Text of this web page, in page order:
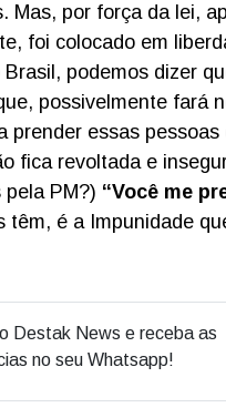
Mas, por força da lei,
foi colocado em
Brasil, podemos dizer
possivelmente fará
prender essas
fica revoltada e
PM?) “Você me
têm, é a Impunidade
Destak News e receba as
no seu Whatsapp!